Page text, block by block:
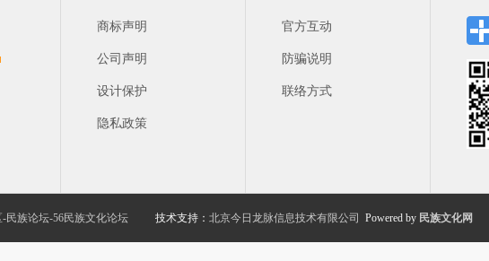
商标声明
公司声明
设计保护
隐私政策
官方互动
防骗说明
联络方式
-民族论坛-56民族文化论坛 技术支持： 北京今日龙脉信息技术有限公司 Powered by 民族文化网